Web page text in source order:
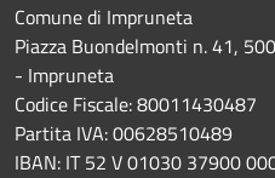
Comune di Impruneta
Piazza Buondelmonti n. 41,
- Impruneta
Codice Fiscale: 80011430487
Partita IVA: 00628510489
IBAN: IT 52 V 01030 37900